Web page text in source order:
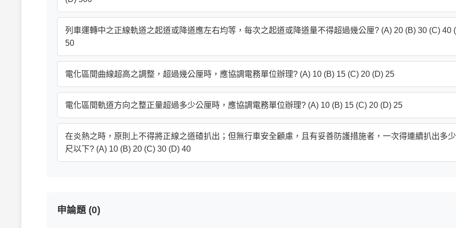
列車運轉中之正線軌道之起道或降道應左右均等，每次之起道或降道量不得超過幾公厘? (A) 20 (B) 30 (C) 40
50
電化區間曲線超高之調整，超過幾公厘時，應協調電務單位辦理? (A) 10 (B) 15 (C) 20 (D) 25
電化區間軌道方向之整正量超過多少公厘時，應協調電務單位辦理? (A) 10 (B) 15 (C) 20 (D) 25
在炎熱之時，原則上不得將正線之道碴扒出；但無行車安全顧慮，且有妥善防護措施者，一次得連續扒出多
尺以下? (A) 10 (B) 20 (C) 30 (D) 40
申論題 (0)